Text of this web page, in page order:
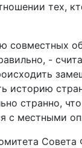
тех,
совместных
-
историю
странно,
с местными